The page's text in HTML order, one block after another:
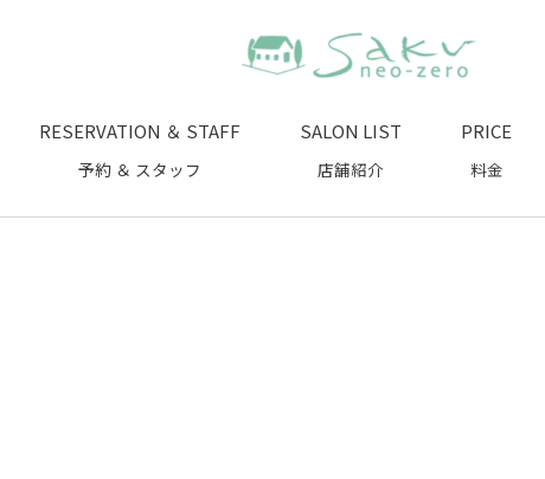
RESERVATION ＆ STAFF
予約 ＆ スタッフ
SALON LIST
店舗紹介
PRICE
料金